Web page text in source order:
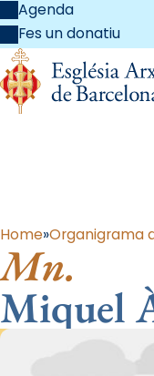
Agenda
Fes un donatiu
Home Organigrama
Mn.
Miquel